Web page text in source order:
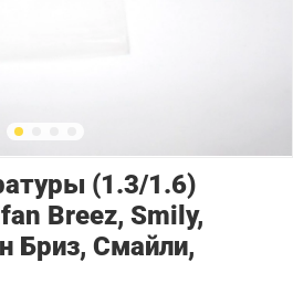
(1.3/1.6)
Breez, Smily,
Бриз, Смайли,